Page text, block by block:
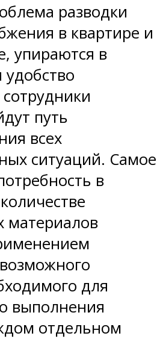
разводки
в квартире и
упираются в
путь
всех
ситуаций. Самое
в
материалов
для
выполнения
отдельном